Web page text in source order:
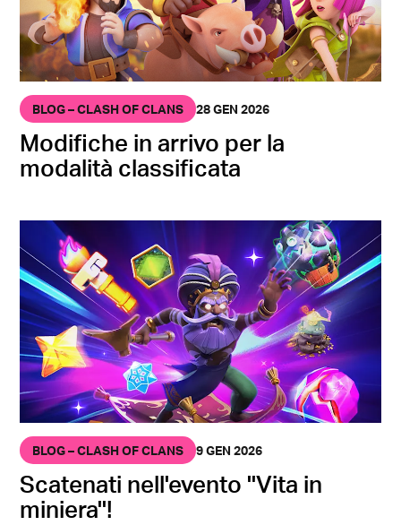
BLOG – CLASH OF CLANS 28 GEN 2026
Modifiche in arrivo per la
modalità classificata
BLOG – CLASH OF CLANS 9 GEN 2026
Scatenati nell'evento ''Vita in
miniera''!